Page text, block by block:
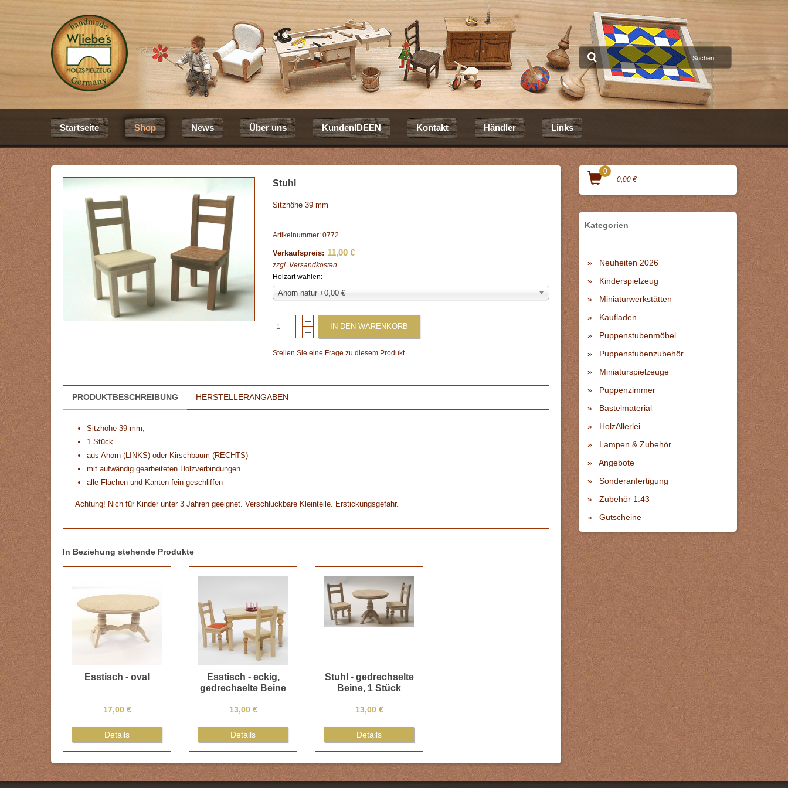
Startseite Shop News Über uns KundenIDEEN Kontakt Händler Links
Stuhl
Sitzhöhe 39 mm
Artikelnummer: 0772
Verkaufspreis: 11,00 €
zzgl. Versandkosten
Holzart wählen:
Ahorn natur +0,00 €
IN DEN WARENKORB
Stellen Sie eine Frage zu diesem Produkt
PRODUKTBESCHREIBUNG HERSTELLERANGABEN
Sitzhöhe 39 mm,
1 Stück
aus Ahorn (LINKS) oder Kirschbaum (RECHTS)
mit aufwändig gearbeiteten Holzverbindungen
alle Flächen und Kanten fein geschliffen
Achtung! Nich für Kinder unter 3 Jahren geeignet. Verschluckbare Kleinteile. Erstickungsgefahr.
In Beziehung stehende Produkte
Esstisch - oval
17,00 €
Details
Esstisch - eckig,
gedrechselte Beine
13,00 €
Details
Stuhl - gedrechselte
Beine, 1 Stück
13,00 €
Details
0
0,00 €
Kategorien
Neuheiten 2026
Kinderspielzeug
Miniaturwerkstätten
Kaufladen
Puppenstubenmöbel
Puppenstubenzubehör
Miniaturspielzeuge
Puppenzimmer
Bastelmaterial
HolzAllerlei
Lampen & Zubehör
Angebote
Sonderanfertigung
Zubehör 1:43
Gutscheine